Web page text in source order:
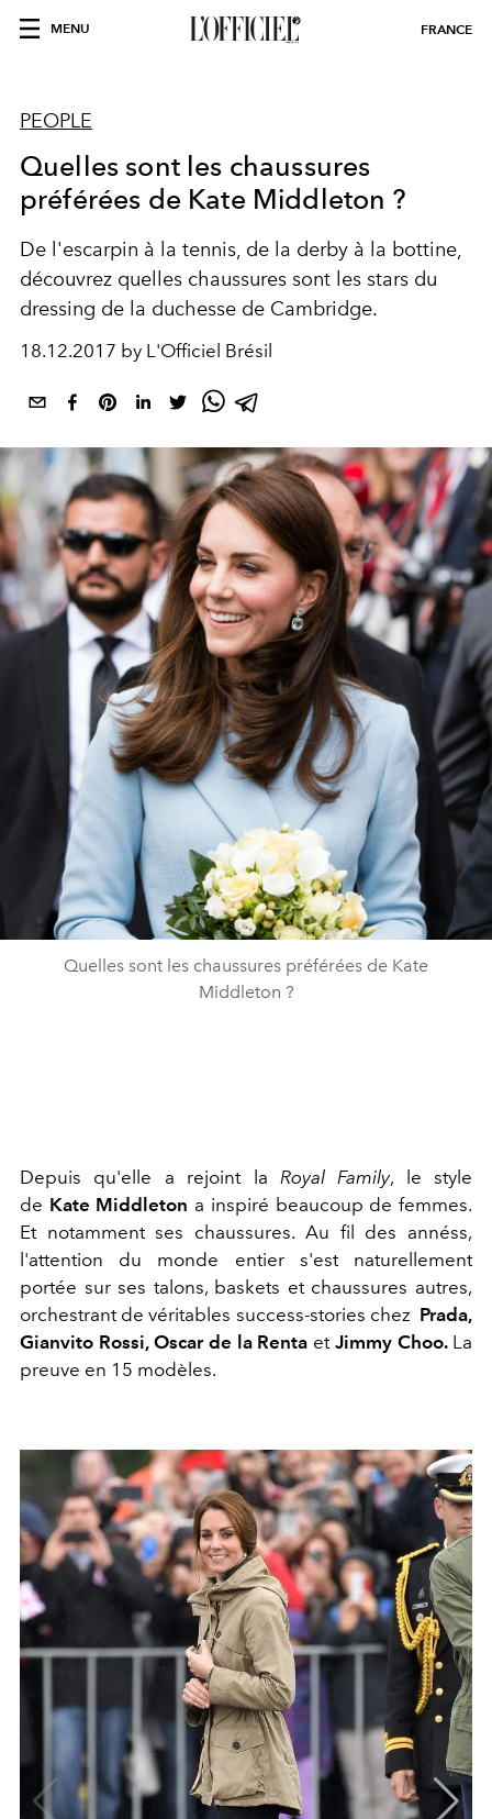
MENU FRANCE
PEOPLE
Quelles sont les chaussures
préférées de Kate Middleton ?
De l'escarpin à la tennis, de la derby à la bottine,
découvrez quelles chaussures sont les stars du
dressing de la duchesse de Cambridge.
18.12.2017 by L'Officiel Brésil
Quelles sont les chaussures préférées de Kate
Middleton ?
Depuis qu'elle a rejoint la Royal Family, le style
de Kate Middleton a inspiré beaucoup de femmes.
Et notamment ses chaussures. Au fil des annéss,
l'attention du monde entier s'est naturellement
portée sur ses talons, baskets et chaussures autres,
orchestrant de véritables success-stories chez Prada,
Gianvito Rossi, Oscar de la Renta etJimmy Choo. La
preuve en 15 modèles.